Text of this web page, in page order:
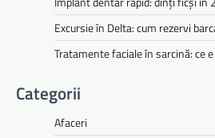
Excursie în Delta: cum rezervi
Tratamente faciale în sarcină: ce
Categorii
Afaceri